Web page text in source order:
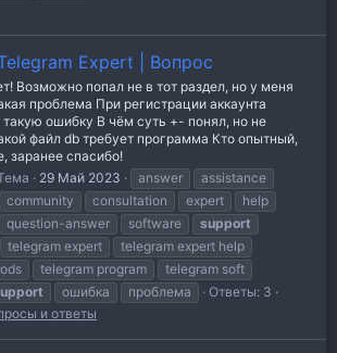
Expert | Вопрос
Возможно попал не в тот раздел, но у меня
проблема При регистрации аккаунта
такую ошибку В чём суть +- понял, но не
файл db требует программа Кто опытный,
заранее спасибо!
29 Май 2023 answer
assistance
community consultation expert
help
question-answer software
support
telegram expert
telegram expert help
telegram program
telegram soft
ошибка проблема
Ответы: 3
и ответы